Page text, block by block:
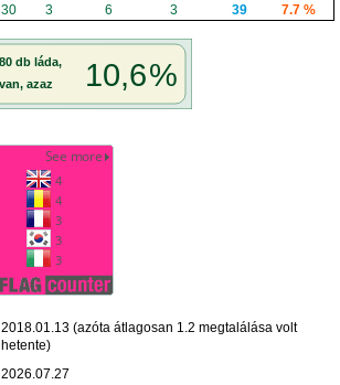
30 3 6 3 39 7.7 %
2018.01.13 (azóta átlagosan 1.2 megtalálása volt
hetente)
2026.07.27